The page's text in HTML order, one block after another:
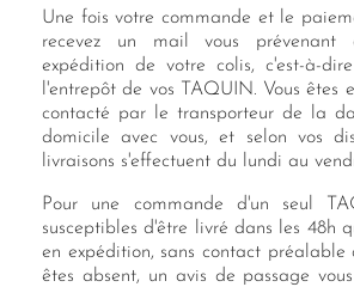
Une fois votre commande et le
recevez un mail vous
expédition de votre colis, c'est-à-
l'entrepôt de vos TAQUIN. Vous êtes
contacté par le transporteur de la
domicile avec vous, et selon vos
livraisons s'effectuent du lundi au
Pour une commande d'un seul
susceptibles d'être livré dans les 48h
en expédition, sans contact préalable
êtes absent, un avis de passage